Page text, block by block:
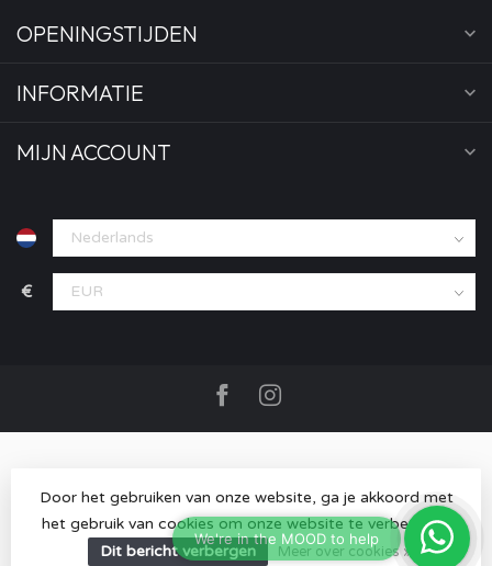
OPENINGSTIJDEN
INFORMATIE
MIJN ACCOUNT
€
© Copyright 2026 MOOD store- Powered byLightspeed-
Lightspeed designby Dyvelopment
Door het gebruiken van onze website, ga je akkoord met
het gebruik van cookies om onze website te verbeteren.
Dit bericht verbergen
Meer over cookies »